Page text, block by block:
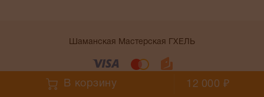
В корзину 12 000 ₽
Шаманская Мастерская ГХЕЛЬ
Условия работы сайта